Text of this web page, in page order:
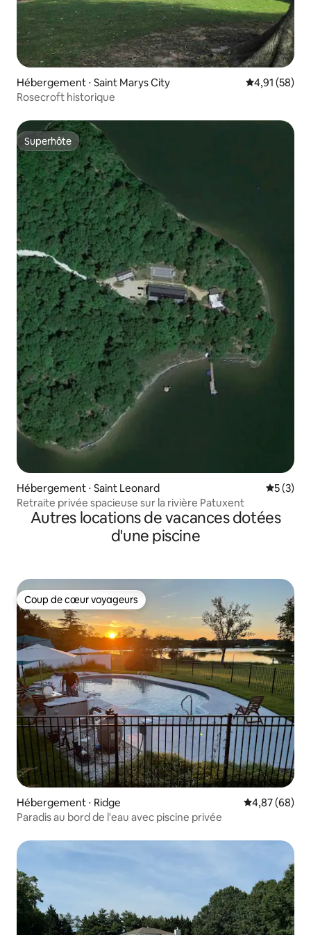
Hébergement ⋅ Saint Marys City Évaluation
4,91 (58)
Rosecroft historique
Superhôte
Superhôte
Hébergement ⋅ Saint Leonard
5 (3)
Retraite privée spacieuse sur la rivière Patuxent
Autres locations de vacances dotées
d'une piscine
Coup de cœur voyageurs
Coup de cœur voyageurs
Hébergement ⋅ Ridge Évaluation
4,87 (68)
Paradis au bord de l'eau avec piscine privée